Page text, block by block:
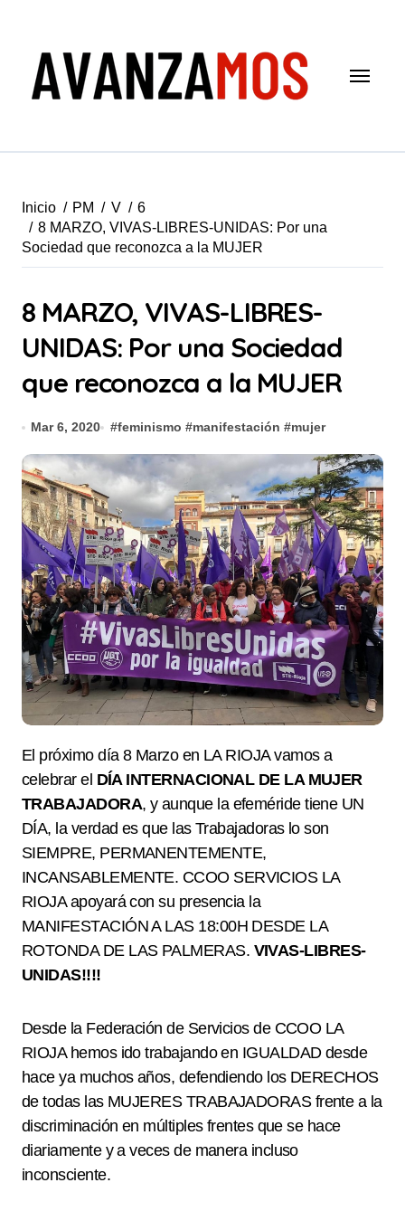
Inicio PM V
6
8 MARZO, VIVAS-LIBRES-UNIDAS: Por una
Sociedad que reconozca a la MUJER
8 MARZO, VIVAS-LIBRES-
UNIDAS: Por una Sociedad
que reconozca a la MUJER
Mar 6, 2020 #feminismo #manifestación #mujer
El próximo día 8 Marzoen LA RIOJA vamos a
celebrar el DÍA INTERNACIONAL DE LA MUJER
TRABAJADORA, y aunque la efeméride tiene UN
DÍA, la verdad es que las Trabajadoras lo son
SIEMPRE, PERMANENTEMENTE,
INCANSABLEMENTE. CCOO SERVICIOS LA
RIOJAapoyará con su presencia la
MANIFESTACIÓN A LAS 18:00HDESDE LA
ROTONDA DE LAS PALMERAS. VIVAS-LIBRES-
UNIDAS!!!!
Desde la Federación de Servicios de CCOO LA
RIOJA hemos ido trabajando en IGUALDAD desde
hace ya muchos años, defendiendo los DERECHOS
de todas las MUJERES TRABAJADORASfrente a la
discriminación en múltiples frentes que se hace
diariamente y a veces de manera incluso
inconsciente.